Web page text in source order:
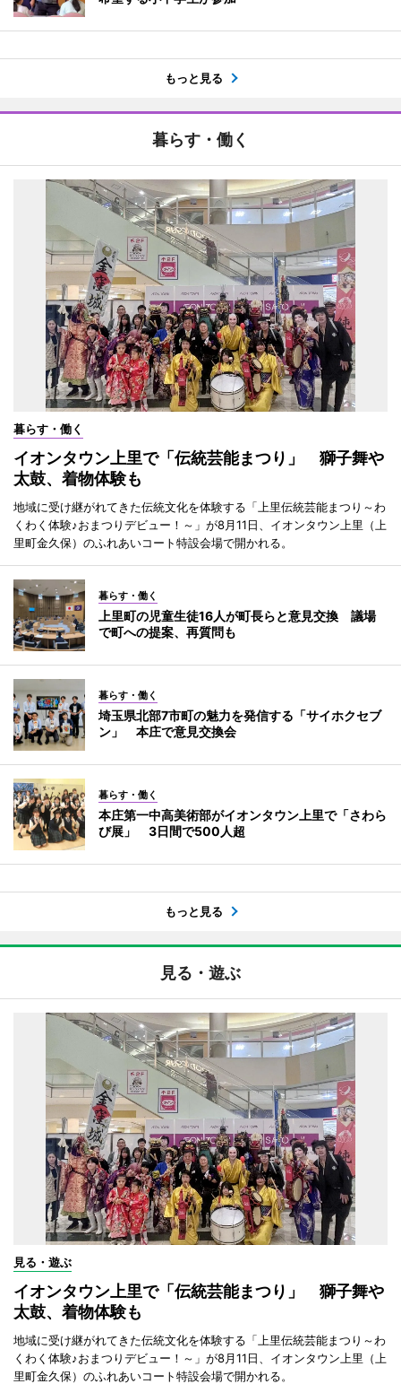
もっと見る
暮らす・働く
暮らす・働く
イオンタウン上里で「伝統芸能まつり」 獅子舞や
太鼓、着物体験も
地域に受け継がれてきた伝統文化を体験する「上里伝統芸能まつり～わ
くわく体験♪おまつりデビュー！～」が8月11日、イオンタウン上里（上
里町金久保）のふれあいコート特設会場で開かれる。
暮らす・働く
上里町の児童生徒16人が町長らと意見交換 議場
で町への提案、再質問も
暮らす・働く
埼玉県北部7市町の魅力を発信する「サイホクセブ
ン」 本庄で意見交換会
暮らす・働く
本庄第一中高美術部がイオンタウン上里で「さわら
び展」 3日間で500人超
もっと見る
見る・遊ぶ
見る・遊ぶ
イオンタウン上里で「伝統芸能まつり」 獅子舞や
太鼓、着物体験も
地域に受け継がれてきた伝統文化を体験する「上里伝統芸能まつり～わ
くわく体験♪おまつりデビュー！～」が8月11日、イオンタウン上里（上
里町金久保）のふれあいコート特設会場で開かれる。